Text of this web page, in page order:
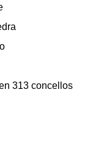
313 concellos